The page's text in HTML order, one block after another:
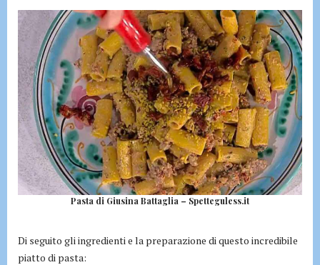
Pasta di Giusina Battaglia – Spetteguless.it
Di seguito gli ingredienti e la preparazione di questo incredibile
piatto di pasta: